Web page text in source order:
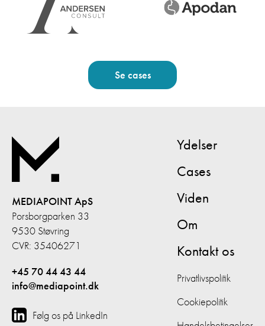
Se cases
MEDIAPOINT ApS
Porsborgparken 33
9530 Støvring
CVR: 35406271
+45 70 44 43 44
info@mediapoint.dk
Følg os på LinkedIn
Ydelser
Cases
Viden
Om
Kontakt os
Privatlivspolitik
Cookiepolitik